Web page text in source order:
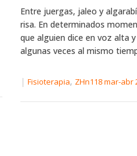
Entre juergas, jaleo y
risa. En determinados
que alguien dice en voz alta
algunas veces al mismo
| Fisioterapia, ZHn118 mar-abr